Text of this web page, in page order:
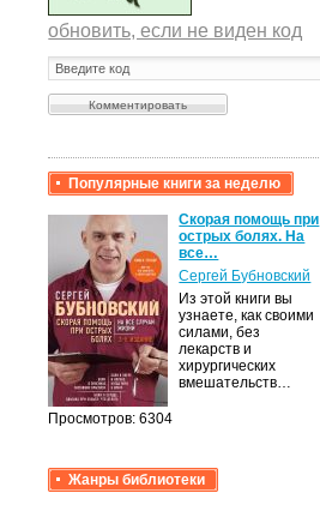
обновить, если не виден код
Популярные книги за неделю
Просмотров: 6304
Скорая помощь при
острых болях. На
все…
Сергей Бубновский
Из этой книги вы
узнаете, как своими
силами, без
лекарств и
хирургических
вмешательств…
Жанры библиотеки